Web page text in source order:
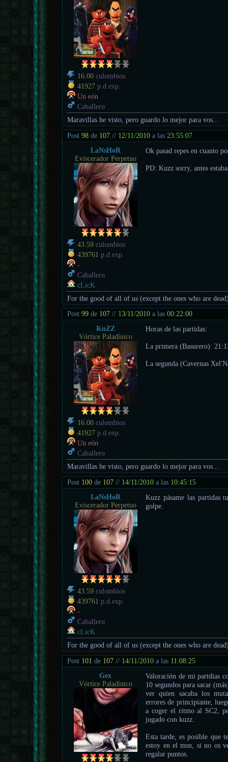
16.00 culombios
41927 p.d.exp.
Un eón
Caballero
Maravillas he visto, pero guardo lo mejor para vos...
Post98 de 107 // 12/11/2010 a las 23:55:07
LaNsHoR
Eviscerador Perpetuo
43.59 culombios
439761 p.d.exp.
-
Caballero
cLicK
Ok pasad repes en cuanto
PD: Kuzz sorry, antes
For the good of all of us (except the ones who are
Post99 de 107 // 13/11/2010 a las00:22:00
KuZZ
Vórtice Paladínico
16.00 culombios
41927 p.d.exp.
Un eón
Caballero
Horas de las partidas:
La primera (Basurero):
La segunda (Cavernas
Maravillas he visto, pero guardo lo mejor para vos...
Post 100 de 107 // 14/11/2010 a las 10:45:15
LaNsHoR
Eviscerador Perpetuo
43.59 culombios
439761 p.d.exp.
-
Caballero
cLicK
Kuzz pásame las partidas
golpe.
For the good of all of us (except the ones who are
Post 101 de 107 // 14/11/2010 a las 11:08:25
Gex
Vórtice Paladínico
Valoración de mi partdias
10 segundos para sacar
ver quien sacaba los
errores de principiante,
a coger el ritmo al SC2,
jugado con kuzz.
Esta tarde, es posible que
estoy en el msn, si no os
regalar puntos.